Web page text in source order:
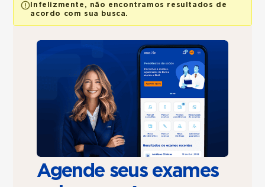
Infelizmente, não encontramos resultados de
acordo com sua busca.
Agende seus exames